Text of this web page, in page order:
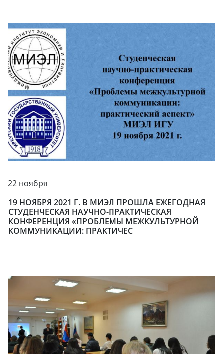
22 ноября
19 НОЯБРЯ 2021 Г. В МИЭЛ ПРОШЛА ЕЖЕГОДНАЯ
СТУДЕНЧЕСКАЯ НАУЧНО-ПРАКТИЧЕСКАЯ
КОНФЕРЕНЦИЯ «ПРОБЛЕМЫ МЕЖКУЛЬТУРНОЙ
КОММУНИКАЦИИ: ПРАКТИЧЕС